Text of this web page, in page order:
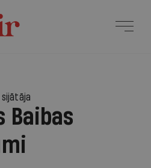
sijātāja
Baibas